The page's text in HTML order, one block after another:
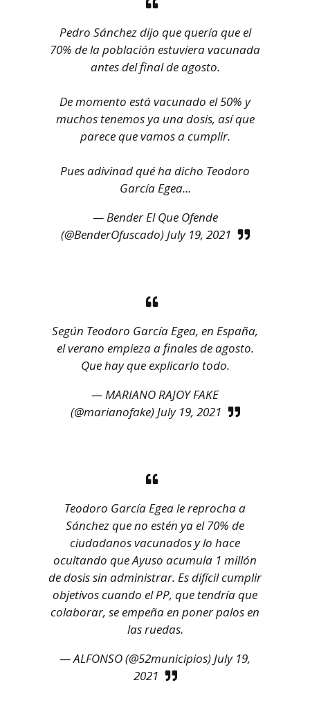
Pedro Sánchez dijo que quería que el
70% de la población estuviera vacunada
antes del final de agosto.
De momento está vacunado el 50% y
muchos tenemos ya una dosis, así que
parece que vamos a cumplir.
Pues adivinad qué ha dicho Teodoro
García Egea...
— Bender El Que Ofende
(@BenderOfuscado)July 19, 2021
Según Teodoro García Egea, en España,
el verano empieza a finales de agosto.
Que hay que explicarlo todo.
— MARIANO RAJOY FAKE
(@marianofake)July 19, 2021
Teodoro García Egea le reprocha a
Sánchez que no estén ya el 70% de
ciudadanos vacunados y lo hace
ocultando que Ayuso acumula 1 millón
de dosis sin administrar. Es difícil cumplir
objetivos cuando el PP, que tendría que
colaborar, se empeña en poner palos en
las ruedas.
— ALFONSO (@52municipios)July 19,
2021